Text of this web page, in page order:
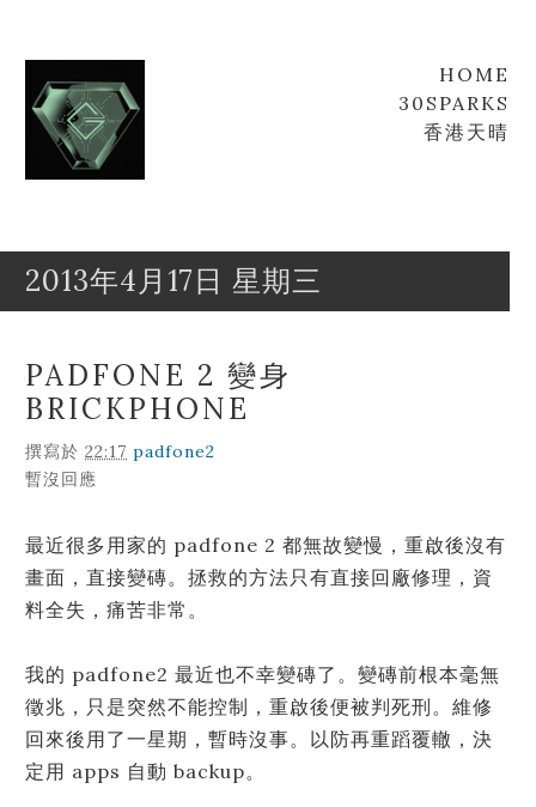
Goofyz
HOME
30SPARKS
香港天晴
2013年4月17日 星期三
PADFONE 2 變身
BRICKPHONE
撰寫於22:17 padfone2
暫沒回應
最近很多用家的 padfone 2 都無故變慢，重啟後沒有
畫面，直接變磚。拯救的方法只有直接回廠修理，資
料全失，痛苦非常。
我的 padfone2 最近也不幸變磚了。變磚前根本毫無
徵兆，只是突然不能控制，重啟後便被判死刑。維修
回來後用了一星期，暫時沒事。以防再重蹈覆轍，決
定用 apps 自動 backup。